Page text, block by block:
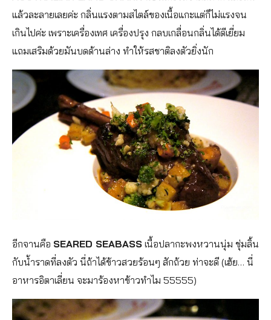
แล้วละลายเลยค่ะ กลิ่นแรงตามสไตล์ของเนื้อแกะแต่ก็ไม่แรงจน
เกินไปค่ะ เพราะเครื่องเทศ เครื่องปรุง กลบเกลื่อนกลิ่นได้ดีเยี่ยม
แถมเสริมด้วยมันบดด้านล่าง ทำให้รสชาติลงตัวยิ่งนัก
อีกจานคือ SEARED SEABASS เนื้อปลากะพงหวานนุ่ม ชุ่มลิ้น
กับน้ำราดที่ลงตัว นี่ถ้าได้ข้าวสวยร้อนๆ สักถ้วย ท่าจะดี (เฮ้ย… นี่
อาหารอิตาเลี่ยน จะมาร้องหาข้าวทำไม 55555)